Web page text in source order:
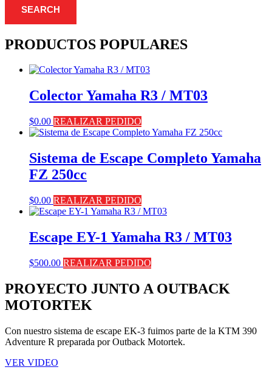
SEARCH
PRODUCTOS POPULARES
Colector Yamaha R3 / MT03
$0.00 REALIZAR PEDIDO
Sistema de Escape Completo Yamaha
FZ 250cc
$0.00 REALIZAR PEDIDO
Escape EY-1 Yamaha R3 / MT03
$500.00 REALIZAR PEDIDO
PROYECTO JUNTO A OUTBACK
MOTORTEK ​
Con nuestro sistema de escape EK-3 fuimos parte de la KTM 390
Adventure R preparada por Outback Motortek.
VER VIDEO